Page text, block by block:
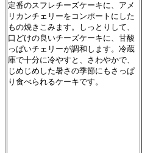
定番のスフレチーズケーキに、アメ
リカンチェリーをコンポートにした
もの焼きこみます。しっとりして、
口どけの良いチーズケーキに、甘酸
っぱいチェリーが調和します。冷蔵
庫で十分に冷やすと、さわやかで、
じめじめした暑さの季節にもさっぱ
り食べられるケーキです。